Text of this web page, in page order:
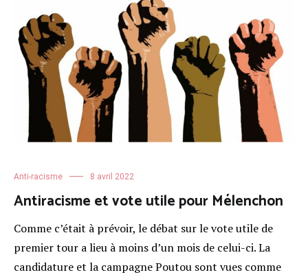
Anti-racisme 8 avril 2022
Antiracisme et vote utile pour Mélenchon
Comme c’était à prévoir, le débat sur le vote utile de
premier tour a lieu à moins d’un mois de celui-ci. La
candidature et la campagne Poutou sont vues comme